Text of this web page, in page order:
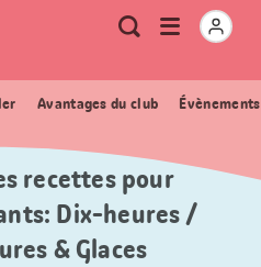
Métanavigation
RechercheOuvrir
Avantages du club
recettes pour
Dix-heures /
& Glaces